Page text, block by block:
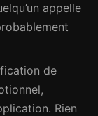
appelle
de
Rien